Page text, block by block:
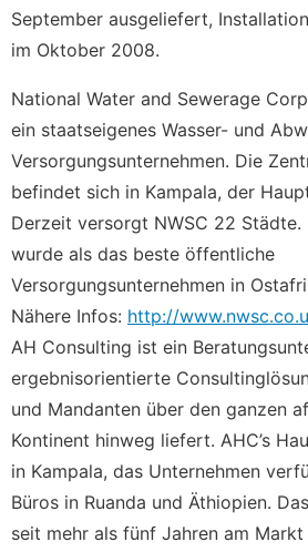
September ausgeliefert,
im Oktober 2008.
National Water and Sewerage
ein staatseigenes Wasser- und
Versorgungsunternehmen. Die
befindet sich in Kampala, der
Derzeit versorgt NWSC 22 Städte.
wurde als das beste öffentliche
Versorgungsunternehmen in
Nähere Infos: http://
AH Consulting ist ein
ergebnisorientierte
und Mandanten über den ganzen
Kontinent hinweg liefert. AHC’s
in Kampala, das Unternehmen
Büros in Ruanda und Äthiopien.
seit mehr als fünf Jahren am